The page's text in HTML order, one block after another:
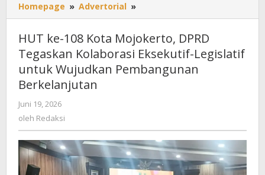
Homepage » Advertorial »
ke-
108
Kota
Mojokerto,
DPRD
untuk
Wujudkan
Pembangunan
Berkelanjutan
HUT ke-108 Kota Mojokerto, DPRD
Tegaskan Kolaborasi Eksekutif-Legislatif
untuk Wujudkan Pembangunan
Berkelanjutan
Juni 19, 2026
oleh Redaksi